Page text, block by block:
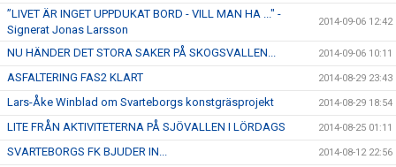
”LIVET ÄR INGET UPPDUKAT BORD - VILL MAN HA ..." -
Signerat Jonas Larsson
2014-09-06 12:42
NU HÄNDER DET STORA SAKER PÅ SKOGSVALLEN... 2014-09-06 10:11
ASFALTERING FAS2 KLART 2014-08-29 23:43
Lars-Åke Winblad om Svarteborgs konstgräsprojekt 2014-08-29 18:54
LITE FRÅN AKTIVITETERNA PÅ SJÖVALLEN I LÖRDAGS 2014-08-25 01:11
SVARTEBORGS FK BJUDER IN... 2014-08-12 22:56